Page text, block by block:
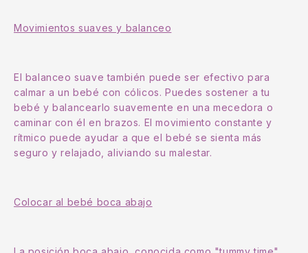
Movimientos suaves y balanceo
El balanceo suave también puede ser efectivo para
calmar a un bebé con cólicos. Puedes sostener a tu
bebé y balancearlo suavemente en una mecedora o
caminar con él en brazos. El movimiento constante y
rítmico puede ayudar a que el bebé se sienta más
seguro y relajado, aliviando su malestar.
Colocar al bebé boca abajo